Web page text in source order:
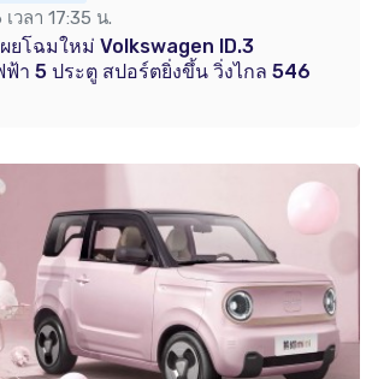
วลา 17:35 น.
ยโฉมใหม่ Volkswagen ID.3
า 5 ประตู สปอร์ตยิ่งขึ้น วิ่งไกล 546